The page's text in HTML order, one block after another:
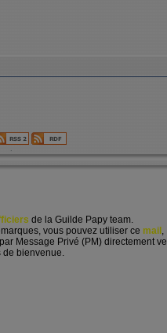
.
de la Guilde Papy team.
vous pouvez utiliser ce mail ,
Message Privé (PM) directement
de bienvenue.